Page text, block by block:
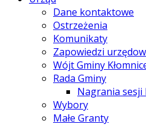
Dane kontaktowe
Ostrzeżenia
Komunikaty
Zapowiedzi
Wójt Gminy
Rada Gminy
Nagrania sesji
Wybory
Małe Granty